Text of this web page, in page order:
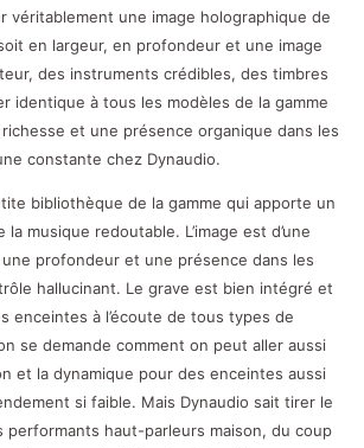
véritablement une image holographique de
en largeur, en profondeur et une image
des instruments crédibles, des timbres
identique à tous les modèles de la gamme
et une présence organique dans les
constante chez Dynaudio.
bibliothèque de la gamme qui apporte un
la musique redoutable. L’image est d’une
profondeur et une présence dans les
hallucinant. Le grave est bien intégré et
enceintes à l’écoute de tous types de
se demande comment on peut aller aussi
et la dynamique pour des enceintes aussi
si faible. Mais Dynaudio sait tirer le
performants haut-parleurs maison, du coup